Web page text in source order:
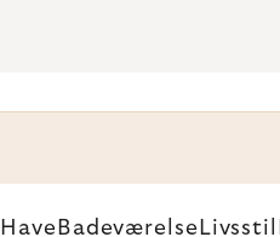
Have Badeværelse Livsstil